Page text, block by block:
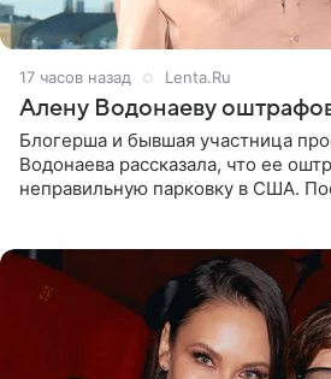
17 часов назад Lenta.Ru
Алену Водонаеву
Блогерша и бывшая участница
Водонаева рассказала, что ее
неправильную парковку в США.